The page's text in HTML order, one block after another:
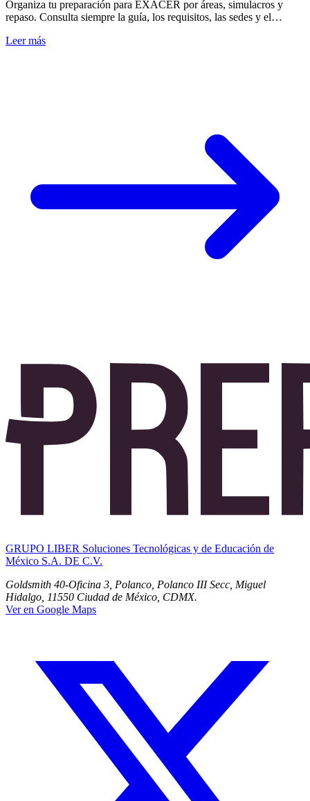
Organiza tu preparación para EXACER por áreas, simulacros y
repaso. Consulta siempre la guía, los requisitos, las sedes y el
Leer más
GRUPO LIBER Soluciones Tecnológicas y de Educación de
México S.A. DE C.V.
Goldsmith 40-Oficina 3, Polanco, Polanco III Secc, Miguel
Hidalgo, 11550 Ciudad de México, CDMX.
Ver en Google Maps